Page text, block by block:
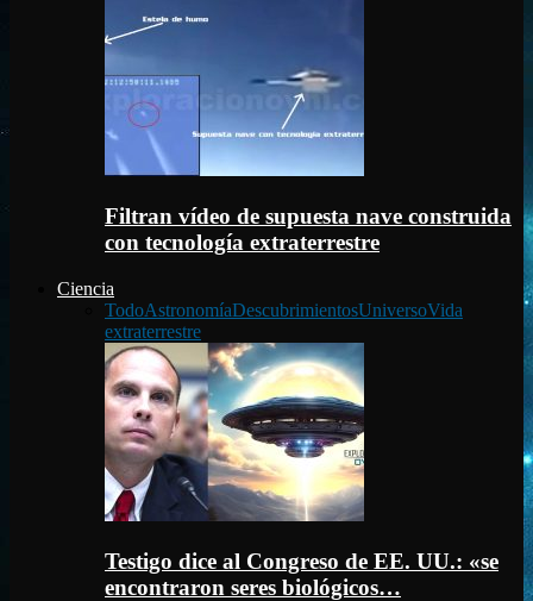
Filtran vídeo de supuesta nave construida
con tecnología extraterrestre
Ciencia
TodoAstronomíaDescubrimientosUniversoVida
extraterrestre
Testigo dice al Congreso de EE. UU.: «se
encontraron seres biológicos…